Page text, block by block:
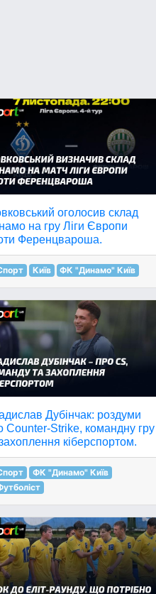
оголосив склад
на гру Ліги Європи
Ференцвароша.
Київ ФК "Динамо" Київ
Дубінчак: роздуми
Counter-Strike, командну гру
кіберспортом.
ФК "Динамо" Київ